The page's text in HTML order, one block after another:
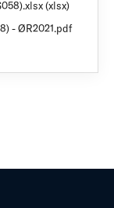
(xlsx)
- ØR2021.pdf